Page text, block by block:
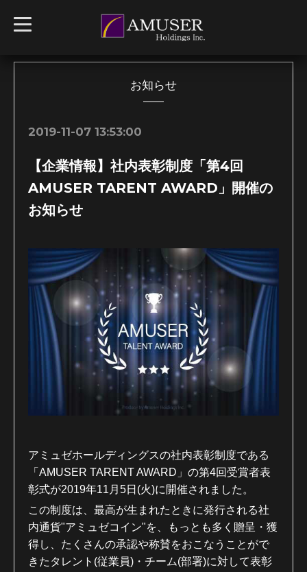
t
o
l
お知らせ
2019-11-07 13:53:00
【企業情報】社内表彰制度「第4回
AMUSER TARENT AWARD」開催の
お知らせ
アミュゼホールディングスの社内表彰制度である
「 AMUSER TARENT AWARD 」の第4回受賞者表
彰式が2019年11 月 5日(火)に開催されました。
この制度は、最高が生まれたときに発行される社
内通貨"アミュゼコイン"を、もっとも多く贈呈・獲
得し、たくさんの承認や称賛をおこなうことがで
きたタレント(従業員)・チーム(部署)に対して表彰